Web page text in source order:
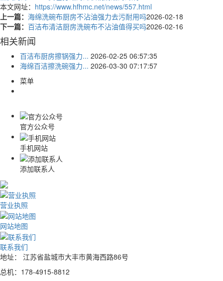
本文网址： https://www.hfhmc.net/news/557.html
上一篇： 海绵洗碗布厨房不沾油强力去污耐用吗2026-02-18
下一篇： 百洁布清洁厨房洗碗布不沾油值得买吗2026-02-16
相关新闻
百洁布厨房擦锅强力... 2026-02-25 06:57:35
海绵百洁擦洗碗强力... 2026-03-30 07:17:57
菜单
官方公众号
手机网站
添加联系人
营业执照
网站地图
联系我们
地址： 江苏省盐城市大丰市黄海西路86号
总机：178-4915-8812